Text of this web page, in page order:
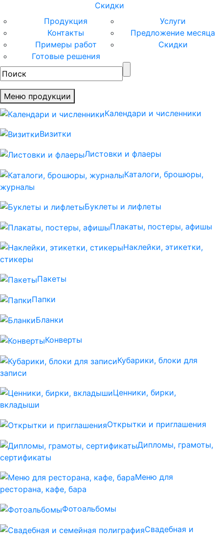
Скидки
Продукция
Услуги
Контакты
Предложение месяца
Примеры работ
Скидки
Готовые решения
Меню продукции
Календари и численники
Визитки
Листовки и флаеры
Каталоги, брошюры,
журналы
Буклеты и лифлеты
Плакаты, постеры, афишы
Наклейки, этикетки,
стикеры
Пакеты
Папки
Бланки
Конверты
Кубарики, блоки для
записи
Ценники, бирки,
вкладыши
Открытки и приглашения
Дипломы, грамоты,
сертификаты
Меню для
ресторана, кафе, бара
Фотоальбомы
Свадебная и